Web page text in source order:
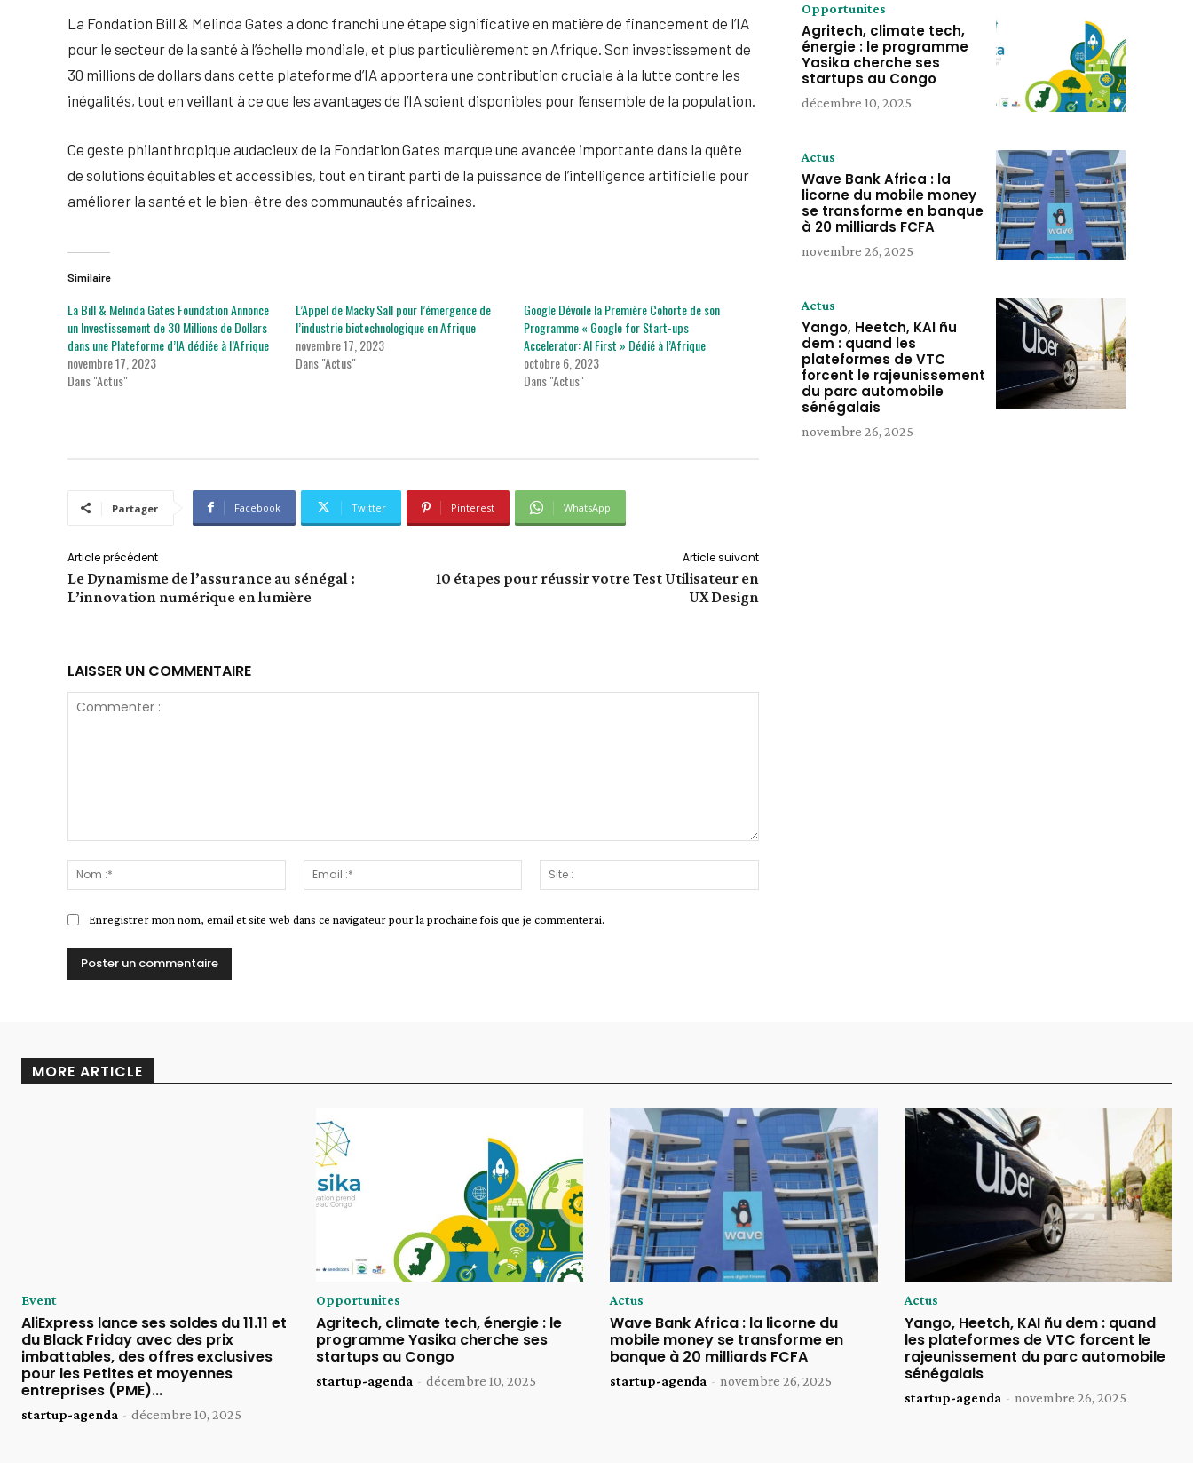
La Fondation Bill & Melinda Gates a donc franchi une étape significative en matière de financement de l’IA
pour le secteur de la santé à l’échelle mondiale, et plus particulièrement en Afrique. Son investissement de
30 millions de dollars dans cette plateforme d’IA apportera une contribution cruciale à la lutte contre les
inégalités, tout en veillant à ce que les avantages de l’IA soient disponibles pour l’ensemble de la population.
Ce geste philanthropique audacieux de la Fondation Gates marque une avancée importante dans la quête
de solutions équitables et accessibles, tout en tirant parti de la puissance de l’intelligence artificielle pour
améliorer la santé et le bien-être des communautés africaines.
Similaire
La Bill & Melinda Gates Foundation Annonce
un Investissement de 30 Millions de Dollars
dans une Plateforme d’IA dédiée à l’Afrique
novembre 17, 2023
Dans "Actus"
L’Appel de Macky Sall pour l’émergence de
l’industrie biotechnologique en Afrique
novembre 17, 2023
Dans "Actus"
Google Dévoile la Première Cohorte de son
Programme « Google for Start-ups
Accelerator: AI First » Dédié à l’Afrique
octobre 6, 2023
Dans "Actus"
Partager Facebook Twitter Pinterest WhatsApp
Article précédent
Le Dynamisme de l’assurance au sénégal :
L’innovation numérique en lumière
Article suivant
10 étapes pour réussir votre Test Utilisateur en
UX Design
LAISSER UN COMMENTAIRE
:*
:*
:
Enregistrer mon nom, email et site web dans ce navigateur pour la prochaine fois que je commenterai.
Opportunites
Agritech, climate tech,
énergie : le programme
Yasika cherche ses
startups au Congo
décembre 10, 2025
Actus
Wave Bank Africa : la
licorne du mobile money
se transforme en banque
à 20 milliards FCFA
novembre 26, 2025
Actus
Yango, Heetch, KAI ñu
dem : quand les
plateformes de VTC
forcent le rajeunissement
du parc automobile
sénégalais
novembre 26, 2025
MORE ARTICLE
Event
AliExpress lance ses soldes du 11.11 et
du Black Friday avec des prix
imbattables, des offres exclusives
pour les Petites et moyennes
entreprises (PME)...
startup-agenda - décembre 10, 2025
Opportunites
Agritech, climate tech, énergie : le
programme Yasika cherche ses
startups au Congo
startup-agenda - décembre 10, 2025
Actus
Wave Bank Africa : la licorne du
mobile money se transforme en
banque à 20 milliards FCFA
startup-agenda - novembre 26, 2025
Actus
Yango, Heetch, KAI ñu dem : quand
les plateformes de VTC forcent le
rajeunissement du parc automobile
sénégalais
startup-agenda - novembre 26, 2025